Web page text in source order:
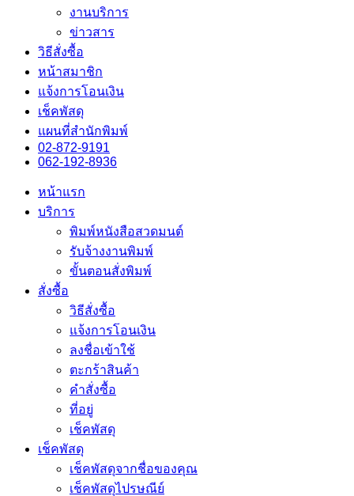
งานบริการ
ข่าวสาร
วิธีสั่งซื้อ
หน้าสมาชิก
แจ้งการโอนเงิน
เช็คพัสดุ
แผนที่สำนักพิมพ์
02-872-9191
062-192-8936
หน้าแรก
บริการ
พิมพ์หนังสือสวดมนต์
รับจ้างงานพิมพ์
ขั้นตอนสั่งพิมพ์
สั่งซื้อ
วิธีสั่งซื้อ
แจ้งการโอนเงิน
ลงชื่อเข้าใช้
ตะกร้าสินค้า
คำสั่งซื้อ
ที่อยู่
เช็คพัสดุ
เช็คพัสดุ
เช็คพัสดุจากชื่อของคุณ
เช็คพัสดุไปรษณีย์